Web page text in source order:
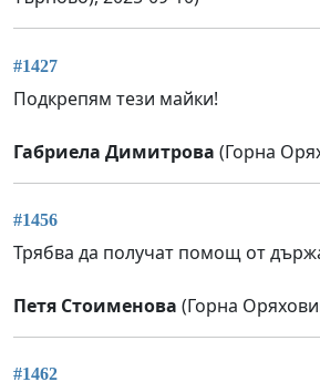
#1427
Подкрепям тези майки!
Габриела Димитрова (Горна
#1456
Трябва да получат помощ от
Петя Стоименова (Горна
#1462